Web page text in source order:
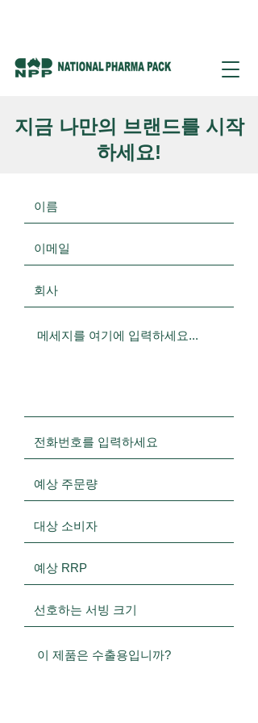
지금 나만의 브랜드를 시작
하세요!